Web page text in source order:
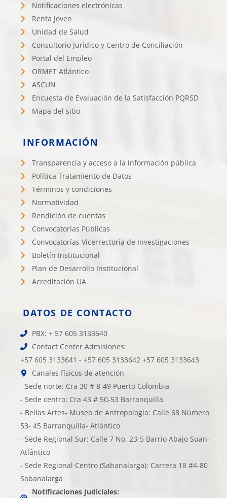
Notificaciones electrónicas
Renta Joven
Unidad de Salud
Consultorio Jurídico y Centro de Conciliación
Portal del Empleo
ORMET Atlántico
ASCUN
Encuesta de Evaluación de la Satisfacción PQRSD
Mapa del sitio
INFORMACIÓN
Transparencia y acceso a la información pública
Política Tratamiento de Datos
Términos y condiciones
Normatividad
Rendición de cuentas
Convocatorías Públicas
Convocatorías Vicerrectoría de Investigaciones
Boletín Institucional
Plan de Desarrollo Institucional
Acreditación UA
DATOS DE CONTACTO
PBX: + 57 605 3133640
Contact Center Admisiones:
+57 605 3133641 - +57 605 3133642 +57 605 3133643
Canales físicos de atención
- Sede norte: Cra 30 # 8-49 Puerto Colombia
- Sede centro: Cra 43 # 50-53 Barranquilla
- Bellas Artes- Museo de Antropología: Calle 68 Número
53- 45 Barranquilla- Atlántico
- Sede Regional Sur: Calle 7 No. 23-5 Barrio Abajo Suan-
Atlántico
- Sede Regional Centro (Sabanalarga): Carrera 18 #4-80
Sabanalarga
Notificaciones Judiciales: